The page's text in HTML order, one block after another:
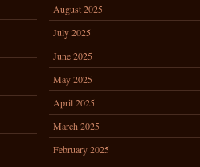
August 2025
July 2025
June 2025
May 2025
April 2025
March 2025
February 2025